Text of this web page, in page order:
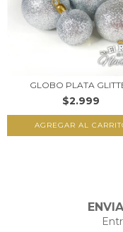
GLOBO PLATA
$2.999
AGREGAR AL